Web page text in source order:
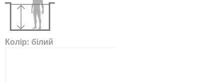
Колір: білий